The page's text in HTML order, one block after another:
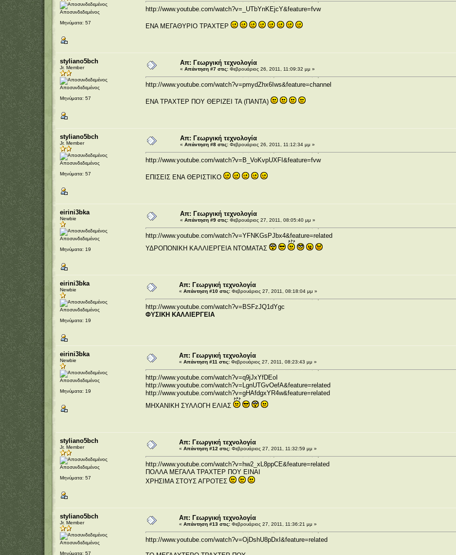
Αποσυνδεδεμένος
Μηνύματα: 57
http://www.youtube.com/watch?v=_UTbYnKEjcY&feature=fvw
ΕΝΑ ΜΕΓΑΘΥΡΙΟ ΤΡΑΧΤΕΡ
styliano5bch
Jr. Member
Αποσυνδεδεμένος
Μηνύματα: 57
Απ: Γεωργική τεχνολογία
« Απάντηση #7 στις:Φεβρουάριος 26, 2011, 11:09:32 μμ »
http://www.youtube.com/watch?v=pmydZhx6Iws&feature=channel
ΕΝΑ ΤΡΑΧΤΕΡ ΠΟΥ ΘΕΡΙΖΕΙ ΤΑ (ΠΑΝΤΑ)
styliano5bch
Jr. Member
Αποσυνδεδεμένος
Μηνύματα: 57
Απ: Γεωργική τεχνολογία
« Απάντηση #8 στις:Φεβρουάριος 26, 2011, 11:12:34 μμ »
http://www.youtube.com/watch?v=B_VoKvpUXFI&feature=fvw
ΕΠΙΣΕΙΣ ΕΝΑ ΘΕΡΙΣΤΙΚΟ
eirini3bka
Newbie
Αποσυνδεδεμένος
Μηνύματα: 19
Απ: Γεωργική τεχνολογία
« Απάντηση #9 στις:Φεβρουάριος 27, 2011, 08:05:40 μμ »
http://www.youtube.com/watch?v=YFNKGsPJbx4&feature=related
ΥΔΡΟΠΟΝΙΚΗ ΚΑΛΛΙΕΡΓΕΙΑ ΝΤΟΜΑΤΑΣ
eirini3bka
Newbie
Αποσυνδεδεμένος
Μηνύματα: 19
Απ: Γεωργική τεχνολογία
« Απάντηση #10 στις:Φεβρουάριος 27, 2011, 08:18:04 μμ »
http://www.youtube.com/watch?v=BSFzJQ1dYgc
ΦΥΣΙΚΗ ΚΑΛΛΙΕΡΓΕΙΑ
eirini3bka
Newbie
Αποσυνδεδεμένος
Μηνύματα: 19
Απ: Γεωργική τεχνολογία
« Απάντηση #11 στις:Φεβρουάριος 27, 2011, 08:23:43 μμ »
http://www.youtube.com/watch?v=q9jJxYfDEoI
http://www.youtube.com/watch?v=LgnUTGvOefA&feature=related
http://www.youtube.com/watch?v=gHAfdgxYR4w&feature=related
ΜΗΧΑΝΙΚΗ ΣΥΛΛΟΓΗ ΕΛΙΑΣ
styliano5bch
Jr. Member
Αποσυνδεδεμένος
Μηνύματα: 57
Απ: Γεωργική τεχνολογία
« Απάντηση #12 στις:Φεβρουάριος 27, 2011, 11:32:59 μμ »
http://www.youtube.com/watch?v=hw2_xL8ppCE&feature=related
ΠΟΛΛΑ ΜΕΓΑΛΑ ΤΡΑΧΤΕΡ ΠΟΥ ΕΙΝΑΙ
ΧΡΗΣΙΜΑ ΣΤΟΥΣ ΑΓΡΟΤΕΣ
styliano5bch
Jr. Member
Αποσυνδεδεμένος
Μηνύματα: 57
Απ: Γεωργική τεχνολογία
« Απάντηση #13 στις:Φεβρουάριος 27, 2011, 11:36:21 μμ »
http://www.youtube.com/watch?v=OjDshU8pDxI&feature=related